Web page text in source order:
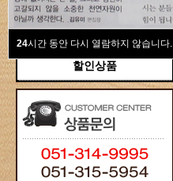
24시간 동안 다시 열람하지 않습니다.
와인
선물용
할인상품